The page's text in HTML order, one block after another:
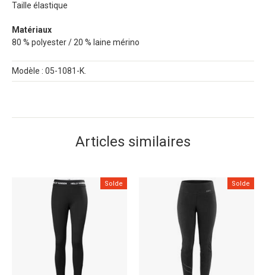
Taille élastique
Matériaux
80 % polyester / 20 % laine mérino
Modèle : 05-1081-K.
Articles similaires
Solde Solde